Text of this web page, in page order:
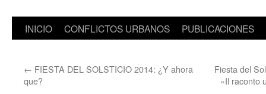
Saltar
contenido
INICIO CONFLICTOS URBANOS PUBLICACIONES
← FIESTA DEL SOLSTICIO 2014: ¿Y ahora
que?
Fiesta del
«Il raconto